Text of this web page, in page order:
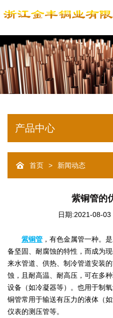
产品中心
首页 > 新闻动态
紫铜管的
日期:2021-08-03
紫铜管 ，有色金属管一种。
备坚固、耐腐蚀的特性，而成为
来水管道、供热、制冷管道安装
蚀，且耐高温、耐高压，可在多
设备（如冷凝器等）。也用于制
铜管常用于输送有压力的液体（
仪表的测压管等。